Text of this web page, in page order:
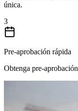
única.
3
Pre-aprobación rápida
Obtenga pre-